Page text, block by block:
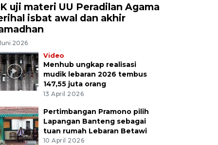
uji materi UU Peradilan Agama
isbat awal dan akhir
2026
Video
Menhub ungkap realisasi
mudik lebaran 2026 tembus
147,55 juta orang
13 April 2026
Pertimbangan Pramono pilih
Lapangan Banteng sebagai
tuan rumah Lebaran Betawi
10 April 2026